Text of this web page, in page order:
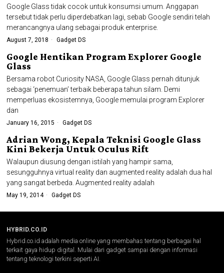
Google Glass tidak cocok untuk konsumsi umum. Anggapan
tersebut tidak perlu diperdebatkan lagi, sebab Google sendiri telah
merancangnya ulang sebagai produk enterprise.
August 7, 2018 Gadget DS
Google Hentikan Program Explorer Google
Glass
Bersama robot Curiosity NASA, Google Glass pernah ditunjuk
sebagai ‘penemuan’ terbaik beberapa tahun silam. Demi
memperluas ekosistemnya, Google memulai program Explorer
dan
January 16, 2015 Gadget DS
Adrian Wong, Kepala Teknisi Google Glass
Kini Bekerja Untuk Oculus Rift
Walaupun diusung dengan istilah yang hampir sama,
sesungguhnya virtual reality dan augmented reality adalah dua hal
yang sangat berbeda. Augmented reality adalah
May 19, 2014 Gadget DS
HYBRID.CO.ID
Hybrid.co.id adalah media online yang membahas tentang berbagai hal
terkait gaya hidup digital. Mulai dari gadget sampai dengan informasi
tentang teknologi terkini seperti AI.